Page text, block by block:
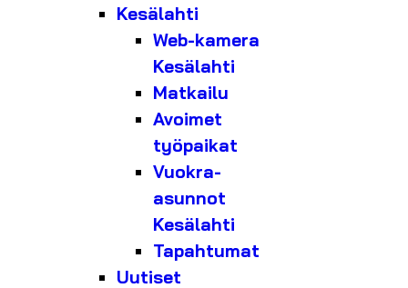
Kesälahti
Web-kamera
Kesälahti
Matkailu
Avoimet
työpaikat
Vuokra-
asunnot
Kesälahti
Tapahtumat
Uutiset